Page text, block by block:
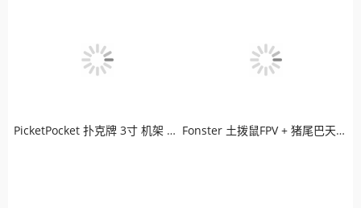
PicketPocket 扑克牌 3寸 机架 LED炫彩版穿越机 Fonster 土拨鼠FPV + 猪尾巴天线 + 极光高清图传